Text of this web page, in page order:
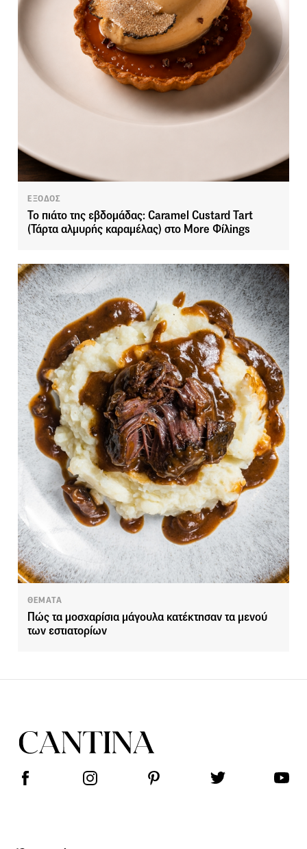
ΕΞΟΔΟΣ
Το πιάτο της εβδομάδας: Caramel Custard Tart
(Τάρτα αλμυρής καραμέλας) στο More Φίλings
ΘΕΜΑΤΑ
Πώς τα μοσχαρίσια μάγουλα κατέκτησαν τα μενού
των εστιατορίων